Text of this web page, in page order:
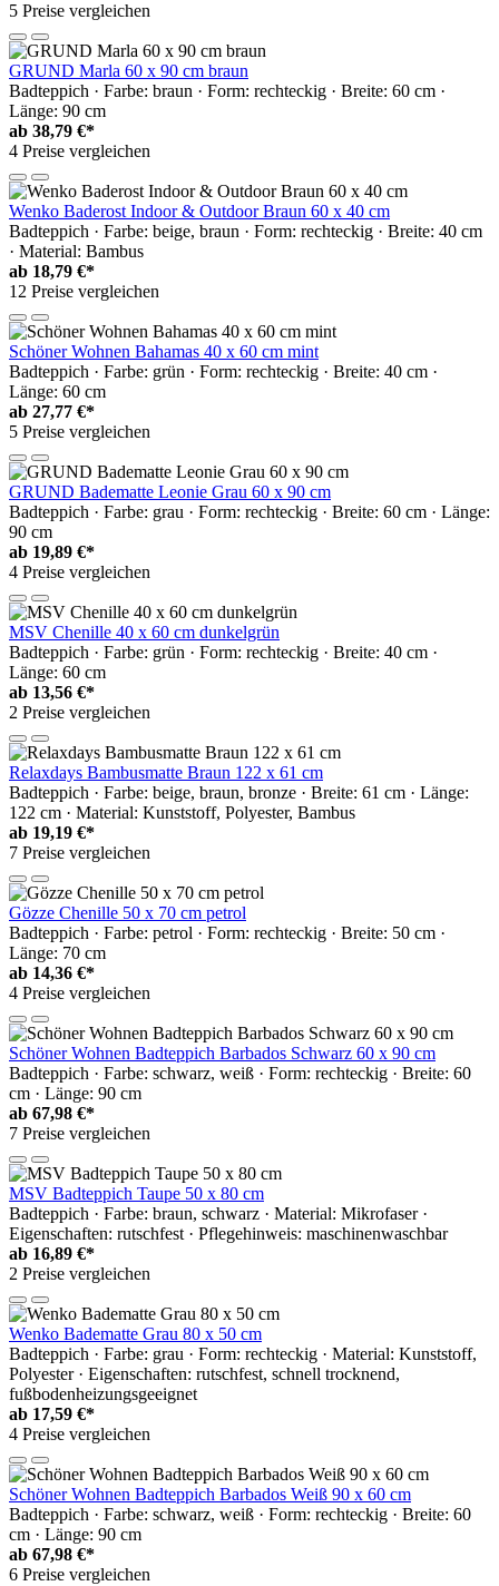
5 Preise vergleichen
GRUND Marla 60 x 90 cm braun
Badteppich · Farbe: braun · Form: rechteckig · Breite: 60 cm ·
Länge: 90 cm
ab 38,79 €*
4 Preise vergleichen
Wenko Baderost Indoor & Outdoor Braun 60 x 40 cm
Badteppich · Farbe: beige, braun · Form: rechteckig · Breite: 40 cm
· Material: Bambus
ab 18,79 €*
12 Preise vergleichen
Schöner Wohnen Bahamas 40 x 60 cm mint
Badteppich · Farbe: grün · Form: rechteckig · Breite: 40 cm ·
Länge: 60 cm
ab 27,77 €*
5 Preise vergleichen
GRUND Badematte Leonie Grau 60 x 90 cm
Badteppich · Farbe: grau · Form: rechteckig · Breite: 60 cm · Länge:
90 cm
ab 19,89 €*
4 Preise vergleichen
MSV Chenille 40 x 60 cm dunkelgrün
Badteppich · Farbe: grün · Form: rechteckig · Breite: 40 cm ·
Länge: 60 cm
ab 13,56 €*
2 Preise vergleichen
Relaxdays Bambusmatte Braun 122 x 61 cm
Badteppich · Farbe: beige, braun, bronze · Breite: 61 cm · Länge:
122 cm · Material: Kunststoff, Polyester, Bambus
ab 19,19 €*
7 Preise vergleichen
Gözze Chenille 50 x 70 cm petrol
Badteppich · Farbe: petrol · Form: rechteckig · Breite: 50 cm ·
Länge: 70 cm
ab 14,36 €*
4 Preise vergleichen
Schöner Wohnen Badteppich Barbados Schwarz 60 x 90 cm
Badteppich · Farbe: schwarz, weiß · Form: rechteckig · Breite: 60
cm · Länge: 90 cm
ab 67,98 €*
7 Preise vergleichen
MSV Badteppich Taupe 50 x 80 cm
Badteppich · Farbe: braun, schwarz · Material: Mikrofaser ·
Eigenschaften: rutschfest · Pflegehinweis: maschinenwaschbar
ab 16,89 €*
2 Preise vergleichen
Wenko Badematte Grau 80 x 50 cm
Badteppich · Farbe: grau · Form: rechteckig · Material: Kunststoff,
Polyester · Eigenschaften: rutschfest, schnell trocknend,
fußbodenheizungsgeeignet
ab 17,59 €*
4 Preise vergleichen
Schöner Wohnen Badteppich Barbados Weiß 90 x 60 cm
Badteppich · Farbe: schwarz, weiß · Form: rechteckig · Breite: 60
cm · Länge: 90 cm
ab 67,98 €*
6 Preise vergleichen